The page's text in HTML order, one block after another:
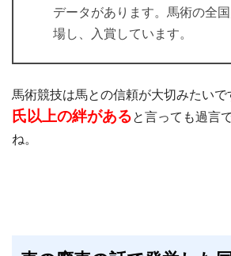
データがあります。馬術の全
場し、入賞しています。
馬術競技は馬との信頼が大切みたい
氏以上の絆があると言っても過言
ね。